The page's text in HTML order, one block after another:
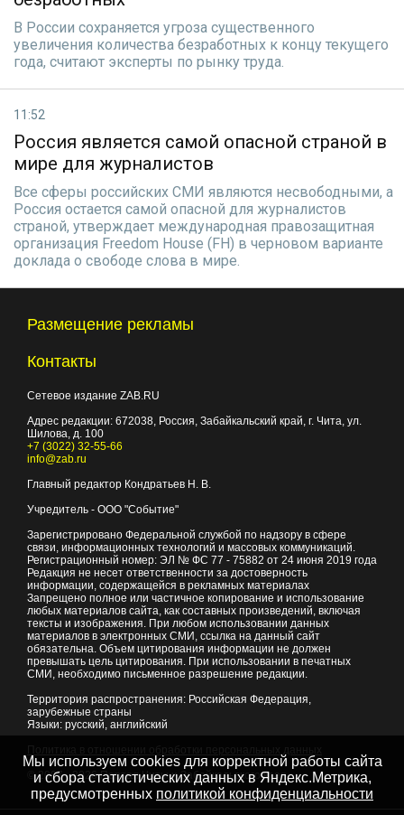
В России сохраняется угроза существенного
увеличения количества безработных к концу текущего
года, считают эксперты по рынку труда.
11:52
Россия является самой опасной страной в
мире для журналистов
Все сферы российских СМИ являются несвободными, а
Россия остается самой опасной для журналистов
страной, утверждает международная правозащитная
организация Freedom House (FH) в черновом варианте
доклада о свободе слова в мире.
Размещение рекламы
Контакты
Сетевое издание ZAB.RU
Адрес редакции: 672038, Россия, Забайкальский край, г. Чита, ул.
Шилова, д. 100
+7 (3022) 32-55-66
info@zab.ru
Главный редактор Кондратьев Н. В.
Учредитель - ООО "Событие"
Зарегистрировано Федеральной службой по надзору в сфере
связи, информационных технологий и массовых коммуникаций.
Регистрационный номер: ЭЛ № ФС 77 - 75882 от 24 июня 2019 года
Редакция не несет ответственности за достоверность
информации, содержащейся в рекламных материалах
Запрещено полное или частичное копирование и использование
любых материалов сайта, как составных произведений, включая
тексты и изображения. При любом использовании данных
материалов в электронных СМИ, ссылка на данный сайт
обязательна. Объем цитирования информации не должен
превышать цель цитирования. При использовании в печатных
СМИ, необходимо письменное разрешение редакции.
Территория распространения: Российская Федерация,
зарубежные страны
Языки: русский, английский
© 2007 - 2026Портал Читы и Забайкальского края
Мы используем cookies для корректной работы сайта
и сбора статистических данных в Яндекс.Метрика,
предусмотренных политикой конфиденциальности